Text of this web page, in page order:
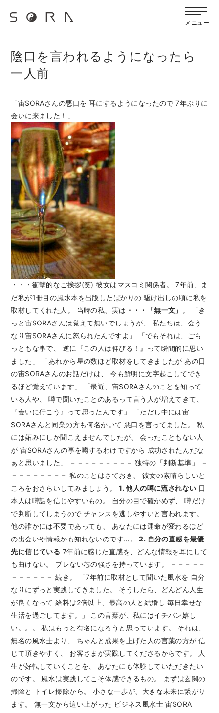
メニュー
宙SORAのブログ
陰口を言われるようになったら
一人前
「宙SORAさんの悪口を 耳にするようになったので 7年ぶりに
会いに来ました！」
・・・衝撃的なご挨拶(笑) 彼女はマスコミ関係者。 7年前、ま
だ私が1冊目の風水本を出版したばかりの 駆け出しの頃に私を
取材してくれた人。 当時の私、実は ・・・「無一文」 。 「き
っと宙SORAさんは覚えて無いでしょうが、 私たちは、会う
なり宙SORAさんに怒られたんですよ」 「でもそれは、ごも
っともな事で、 逆に『この人は伸びる！』って瞬間的に思い
ました」 「あれから星の数ほど取材をしてきましたが あの日
の宙SORAさんのお話だけは、 今も鮮明に文字起こしてでき
るほど覚えています」 「最近、宙SORAさんのことを知って
いる人や、 噂で聞いたことのあるって言う人が増えてきて、
『会いに行こう』って思ったんです」 「ただし中には宙
SORAさんと同業の方も何名かいて 悪口を言ってました。 私
には妬みにしか聞こえませんでしたが、 会ったこともない人
が 宙SORAさんの事を噂するわけですから 成功されたんだな
ぁと思いました」 －－－－－－－－－ 独特の「判断基準」 －
－－－－－－－－ 私のことはさておき、 彼女の素晴らしいと
ころをおさらいしてみましょう。1. 他人の噂に流されない 日
本人は噂話を信じやすいもの。 自分の目で確かめず、 噂だけ
で判断してしまうので チャンスを逃しやすいと言われます。
他の誰かには不要であっても、 あなたには運命が変わるほど
の出会いや情報かも知れないのです…。2. 自分の直感を最優
先に信じている 7年前に感じた直感を、どんな情報を耳にして
も曲げない。 ブレない芯の強さを持っています。 －－－－－
－－－－－－ 続き。 「7年前に取材として聞いた風水を 自分
なりにずっと実践してきました。 そうしたら、どんどん人生
が良くなって 給料は2倍以上、最高の人と結婚し 毎日幸せな
生活を過ごしてます。」 この言葉が、私にはイチバン嬉し
い。。。 私はもっと有名になろうと思っています。 それは、
無名の風水士より、 ちゃんと成果を上げた人の言葉の方が 信
じて頂きやすく、 お客さまが実践してくださるからです。 人
生が好転していくことを、 あなたにも体験していただきたい
のです。 風水は実践してこそ体感できるもの。 まずは玄関の
掃除と トイレ掃除から。 小さな一歩が、大きな未来に繋がり
ます。 無一文から這い上がった ビジネス風水士 宙SORA